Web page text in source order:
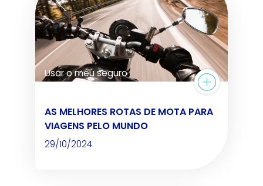
Usar o meu seguro
AS MELHORES ROTAS DE MOTA PARA
VIAGENS PELO MUNDO
29/10/2024